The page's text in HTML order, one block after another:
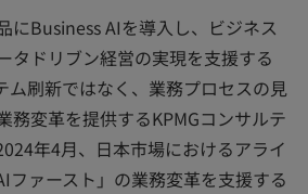
にBusiness AIを導入し、ビジネス
タドリブン経営の実現を支援する
ム刷新ではなく、業務プロセスの見
務変革を提供するKPMGコンサルテ
年4月、日本市場におけるアライ
ファースト」の業務変革を支援する